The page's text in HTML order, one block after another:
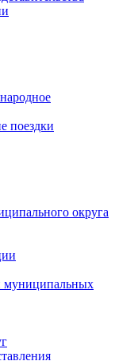
поездки
округа
муниципальных